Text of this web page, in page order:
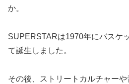
か。
SUPERSTARは1970年にバスケ
て誕生しました。
その後、ストリートカルチャー